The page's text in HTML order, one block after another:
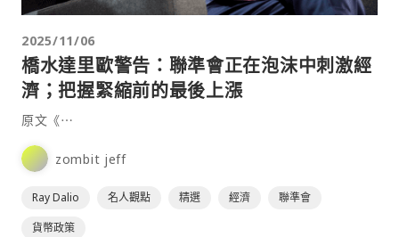
2025/11/06
橋水達里歐警告：聯準會正在泡沫中刺激經
濟；把握緊縮前的最後上漲
原文《⋯
zombit jeff
Ray Dalio 名人觀點 精選 經濟
聯準會
貨幣政策